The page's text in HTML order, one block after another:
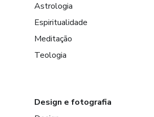
Astrologia
Espiritualidade
Meditação
Teologia
Design e fotografia